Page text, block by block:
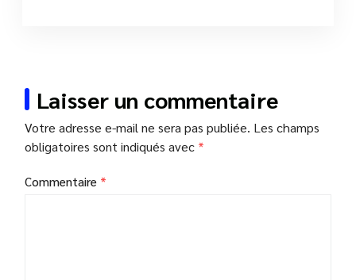
Laisser un commentaire
Votre adresse e-mail ne sera pas publiée. Les champs
obligatoires sont indiqués avec *
Commentaire *